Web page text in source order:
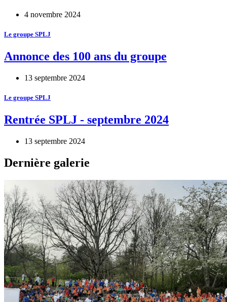
4 novembre 2024
Le groupe SPLJ
Annonce des 100 ans du groupe
13 septembre 2024
Le groupe SPLJ
Rentrée SPLJ - septembre 2024
13 septembre 2024
Dernière galerie